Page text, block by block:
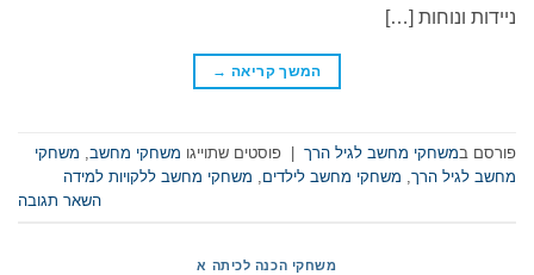
ניידות ונוחות […]
המשך קריאה →
פורסם במשחקי מחשב לגיל הרך | פוסטים שתוייגו משחקי מחשב משחקי
מחשב לגיל הרך משחקי מחשב לילדים
משחקי מחשב ללקויות למידה
השאר תגובה
משחקי הכנה לכיתה א